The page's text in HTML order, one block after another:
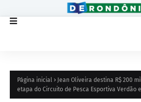
Página inicial
Jean Oliveira destina R$ 200
etapa do Circuito de Pesca Esportiva Verdão